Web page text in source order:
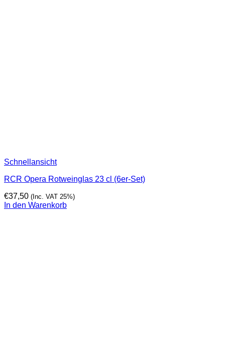
Schnellansicht
RCR Opera Rotweinglas 23 cl (6er-Set)
€37,50 (Inc. VAT 25%)
In den Warenkorb